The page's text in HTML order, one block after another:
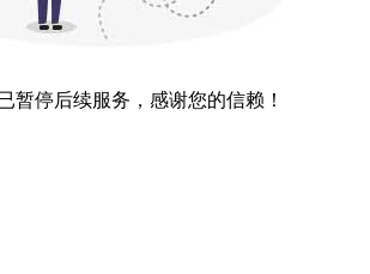
暂停后续服务，感谢您的信赖！